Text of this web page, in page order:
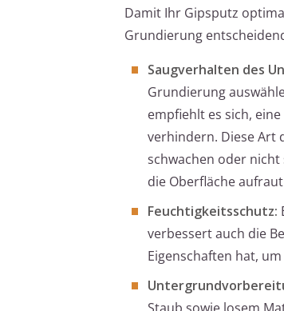
Damit Ihr Gipsputz
Grundierung
Saugverhalten des
Grundierung
empfiehlt es sich,
verhindern. Diese Art
schwachen oder
die Oberfläche
Feuchtigkeitsschutz:
verbessert auch die
Eigenschaften hat,